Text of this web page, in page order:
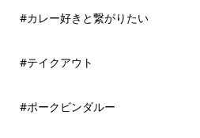
#カレー好きと繋がりたい
#テイクアウト
#ポークビンダルー